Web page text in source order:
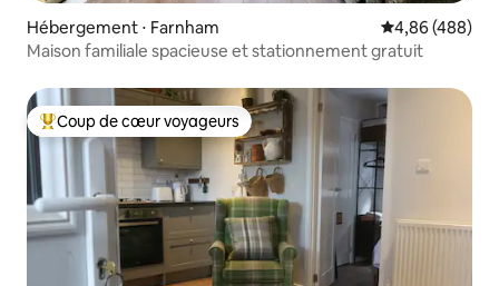
Hébergement ⋅ Farnham Évaluation
4,86 (488)
Maison familiale spacieuse et stationnement gratuit
Coups de cœur voyageurs les plus appréciés
Coup de cœur voyageurs